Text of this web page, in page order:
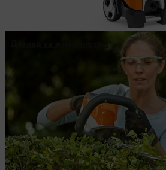
Догляд за живоплотом